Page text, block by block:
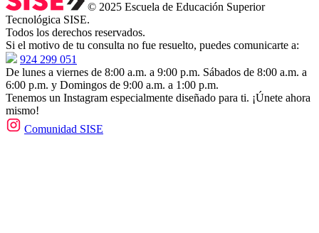
© 2025 Escuela de Educación Superior
Tecnológica SISE.
Todos los derechos reservados.
Si el motivo de tu consulta no fue resuelto, puedes comunicarte a:
924 299 051
De lunes a viernes de 8:00 a.m. a 9:00 p.m. Sábados de 8:00 a.m. a
6:00 p.m. y Domingos de 9:00 a.m. a 1:00 p.m.
Tenemos un Instagram especialmente diseñado para ti. ¡Únete ahora
mismo!
Comunidad SISE